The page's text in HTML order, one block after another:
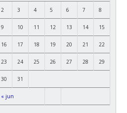
« jun
2 3 4 5 6 7 8
9 10 11 12 13 14 15
16 17 18 19 20 21 22
23 24 25 26 27 28 29
30 31